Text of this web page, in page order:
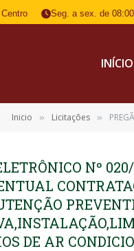
Seg. a sex. de
INÍCIO
Inicio » Licitações » PREGÃO
Nº
DE AR